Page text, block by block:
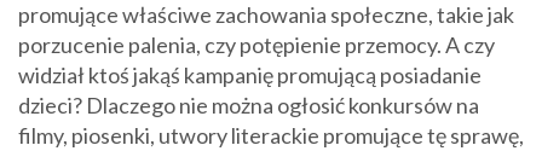
promujące właściwe zachowania społeczne, takie jak
porzucenie palenia, czy potępienie przemocy. A czy
widział ktoś jakąś kampanię promującą posiadanie
dzieci? Dlaczego nie można ogłosić konkursów na
filmy, piosenki, utwory literackie promujące tę sprawę,